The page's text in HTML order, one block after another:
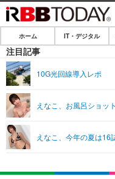
ホーム
IT・デジタル
ショッピング
SPEED TEST
エンタメ
エンタメTOP
ライフ
ライフTOP
リリース一覧
ホーム IT・デジタル
注目記事
10G光回線導入レポ
えなこ、お風呂ショッ
えなこ、今年の夏は16